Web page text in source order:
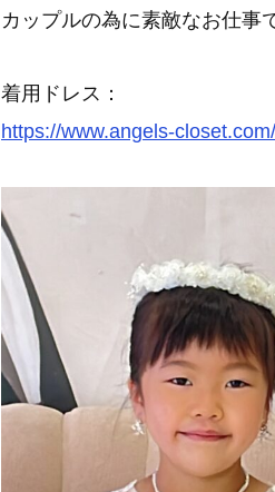
カップルの為に素敵なお仕事
着用ドレス：
https://www.angels-